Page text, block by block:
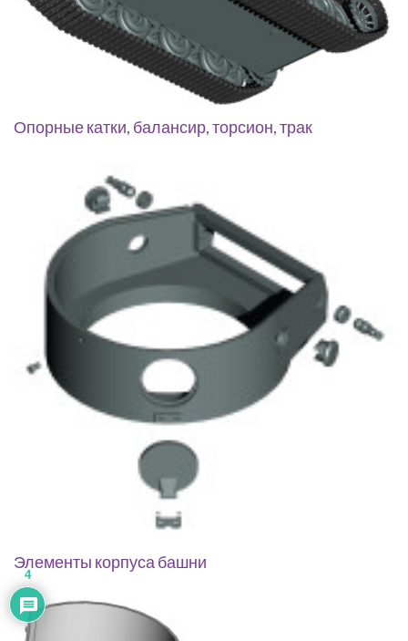
Опорные катки, балансир, торсион, трак
Элементы корпуса башни
4